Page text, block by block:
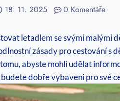
18. 11. 2025 0 Komentáře
letadlem se svými malými
zásady pro cestování
abyste mohli udělat
dobře vybaveni pro své